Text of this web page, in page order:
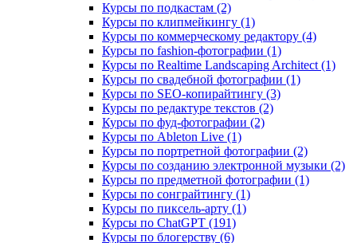
Курсы по подкастам (2)
Курсы по клипмейкингу (1)
Курсы по коммерческому редактору (4)
Курсы по fashion-фотографии (1)
Курсы по Realtime Landscaping Architect (1)
Курсы по свадебной фотографии (1)
Курсы по SEO-копирайтингу (3)
Курсы по редактуре текстов (2)
Курсы по фуд-фотографии (2)
Курсы по Ableton Live (1)
Курсы по портретной фотографии (2)
Курсы по созданию электронной музыки (2)
Курсы по предметной фотографии (1)
Курсы по сонграйтингу (1)
Курсы по пиксель-арту (1)
Курсы по ChatGPT (191)
Курсы по блогерству (6)